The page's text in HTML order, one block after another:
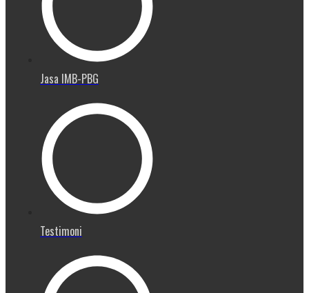
Jasa IMB-PBG
Testimoni